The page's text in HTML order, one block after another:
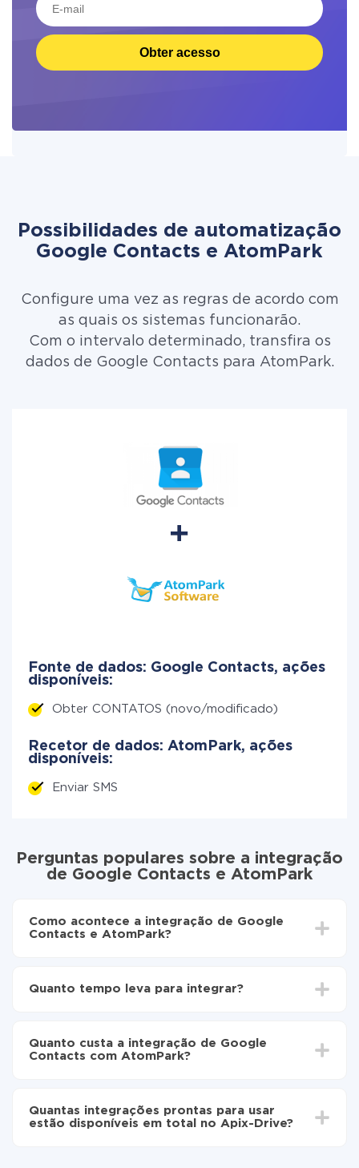
Obter acesso
Possibilidades de automatização
Google Contacts e AtomPark
Configure uma vez as regras de acordo com
as quais os sistemas funcionarão.
Com o intervalo determinado, transfira os
dados de Google Contacts para AtomPark.
Fonte de dados: Google Contacts, ações
disponíveis:
Obter CONTATOS (novo/modificado)
Recetor de dados: AtomPark, ações
disponíveis:
Enviar SMS
Perguntas populares sobre a integração
de Google Contacts e AtomPark
Como acontece a integração de Google
Contacts e AtomPark?
para AtomPark
automaticamente de Google Contacts para
AtomPark
Quanto tempo leva para integrar?
30 minutos. Em média, a configuração leva de 10 a 15
minutos.
Quanto custa a integração de Google
Contacts com AtomPark?
as tarifas. Você paga apenas pela quantidade de
dados que é realmente transferida de um de seus
Quantas integrações prontas para usar
estão disponíveis em total no Apix-Drive?